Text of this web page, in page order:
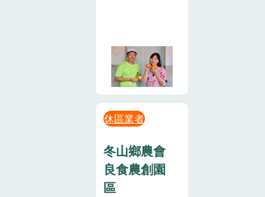
休區業者
冬山鄉農會
良食農創園
區